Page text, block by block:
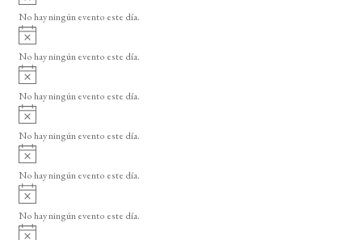
o
v
i
o
No hay ningún evento este día.
A
v
i
o
No hay ningún evento este día.
A
v
i
o
No hay ningún evento este día.
A
v
i
o
No hay ningún evento este día.
A
v
i
o
No hay ningún evento este día.
A
v
i
No hay ningún evento este día.
A